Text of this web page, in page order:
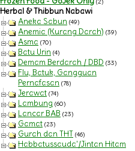
Herbal & Thibbun Nabawi
Aneka Sabun (49)
Anemia (Kurang Darah) (39)
Asma (70)
Batu Urin (4)
Demam Berdarah / DBD (33)
Flu, Batuk, Gangguan
Pernafasan (78)
Jerawat (74)
Lambung (60)
Lancar BAB (23)
Gamat (23)
Gurah dan THT (46)
Habbatussauda'/Jintan Hitam